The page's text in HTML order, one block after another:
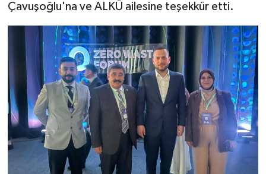
Çavuşoğlu'na ve ALKÜ ailesine teşekkür etti.